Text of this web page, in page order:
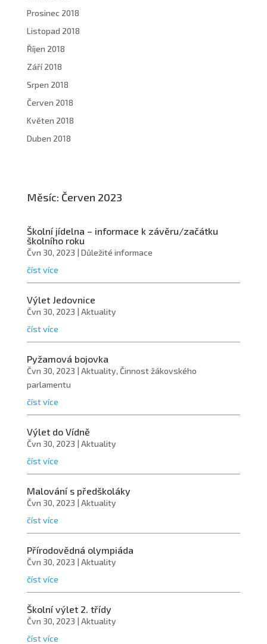
Prosinec 2018
Listopad 2018
Říjen 2018
Září 2018
Srpen 2018
Červen 2018
Květen 2018
Duben 2018
Měsíc: Červen 2023
Školní jídelna – informace k závěru/začátku
školního roku
Čvn 30, 2023 | Důležité informace
číst více
Výlet Jedovnice
Čvn 30, 2023 | Aktuality
číst více
Pyžamová bojovka
Čvn 30, 2023 | Aktuality, Činnost žákovského
parlamentu
číst více
Výlet do Vídně
Čvn 30, 2023 | Aktuality
číst více
Malování s předškoláky
Čvn 30, 2023 | Aktuality
číst více
Přírodovědná olympiáda
Čvn 30, 2023 | Aktuality
číst více
Školní výlet 2. třídy
Čvn 30, 2023 | Aktuality
číst více